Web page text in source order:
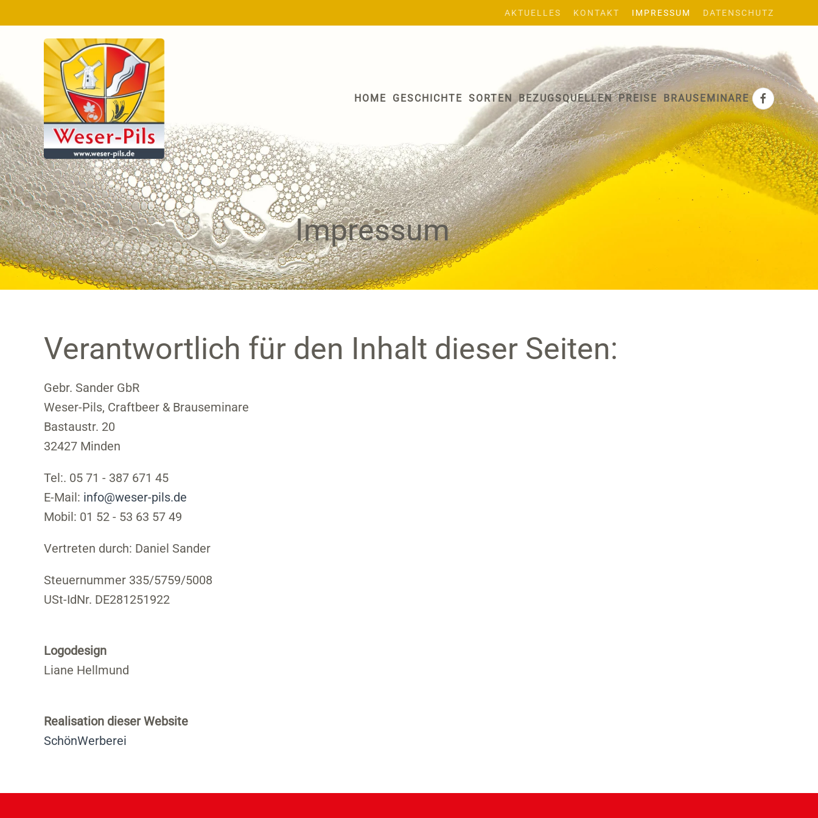
Zum Hauptinhalt springen
AKTUELLES KONTAKT IMPRESSUM DATENSCHUTZ
HOME GESCHICHTE SORTEN BEZUGSQUELLEN PREISE BRAUSEMINARE
Impressum
Verantwortlich für den Inhalt dieser Seiten:
Gebr. Sander GbR
Weser-Pils, Craftbeer & Brauseminare
Bastaustr. 20
32427 Minden
Tel:. 05 71 - 387 671 45
E-Mail: info@weser-pils.de
Mobil: 01 52 - 53 63 57 49
Vertreten durch: Daniel Sander
Steuernummer 335/5759/5008
USt-IdNr. DE281251922
Logodesign
Liane Hellmund
Realisation dieser Website
SchönWerberei